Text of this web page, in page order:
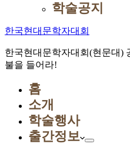
학술공지
한국현대문학자대회
한국현대문학자대회(현문대)
불을 들어라!
홈
소개
학술행사
출간정보